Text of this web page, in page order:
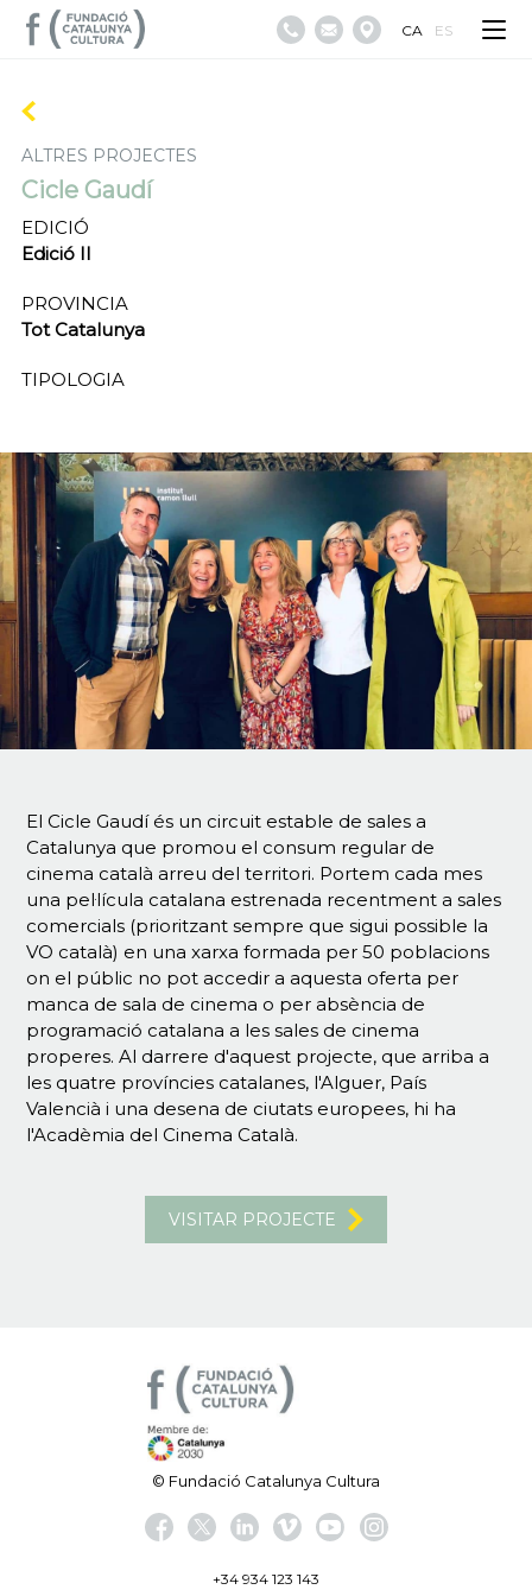
CA ES
ALTRES PROJECTES
Cicle Gaudí
EDICIÓ
Edició II
PROVINCIA
Tot Catalunya
TIPOLOGIA
El Cicle Gaudí és un circuit estable de sales a
Catalunya que promou el consum regular de
cinema català arreu del territori. Portem cada mes
una pel·lícula catalana estrenada recentment a sales
comercials (prioritzant sempre que sigui possible la
VO català) en una xarxa formada per 50 poblacions
on el públic no pot accedir a aquesta oferta per
manca de sala de cinema o per absència de
programació catalana a les sales de cinema
properes. Al darrere d'aquest projecte, que arriba a
les quatre províncies catalanes, l'Alguer, País
Valencià i una desena de ciutats europees, hi ha
l'Acadèmia del Cinema Català.
VISITAR PROJECTE
© Fundació Catalunya Cultura
+34 934 123 143